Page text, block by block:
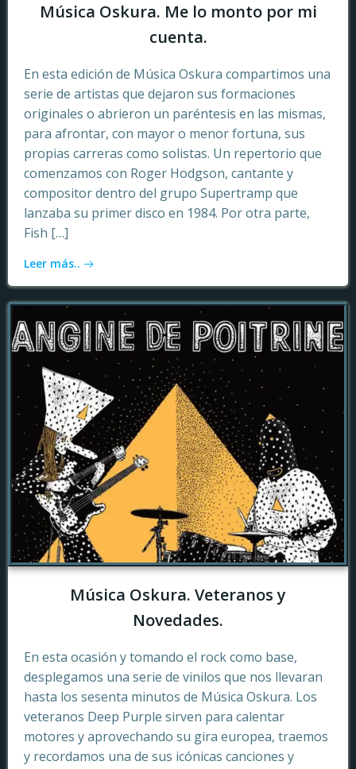
Música Oskura. Me lo monto por mi
cuenta.
En esta edición de Música Oskura compartimos una
serie de artistas que dejaron sus formaciones
originales o abrieron un paréntesis en las mismas,
para afrontar, con mayor o menor fortuna, sus
propias carreras como solistas. Un repertorio que
comenzamos con Roger Hodgson, cantante y
compositor dentro del grupo Supertramp que
lanzaba su primer disco en 1984. Por otra parte,
Fish […]
Leer más..
Música Oskura. Veteranos y
Novedades.
En esta ocasión y tomando el rock como base,
desplegamos una serie de vinilos que nos llevaran
hasta los sesenta minutos de Música Oskura. Los
veteranos Deep Purple sirven para calentar
motores y aprovechando su gira europea, traemos
y recordamos una de sus icónicas canciones y